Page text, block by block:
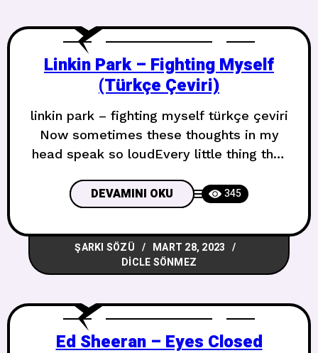
summer, Saturday upperI want youDon’t
Linkin Park – Fighting Myself
(Türkçe Çeviri)
linkin park – fighting myself türkçe çeviri
Now sometimes these thoughts in my
head speak so loudEvery little thing that
pain and doubtEven though I wanna just
let it outI try to act like I don’t mind it,
try to keep my mouth so quietBut sittin’
there
DEVAMINI OKU 345
ŞARKI SÖZÜ
MART 28, 2023
DICLE SÖNMEZ
Ed Sheeran – Eyes Closed